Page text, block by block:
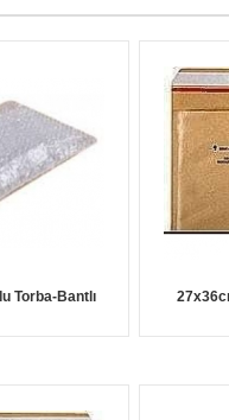
Torba-Bantlı